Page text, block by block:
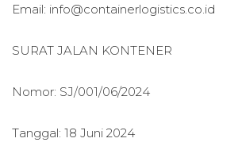
Email: info@containerlogistics.co.id
SURAT JALAN KONTENER
Nomor: SJ/001/06/2024
Tanggal: 18 Juni 2024